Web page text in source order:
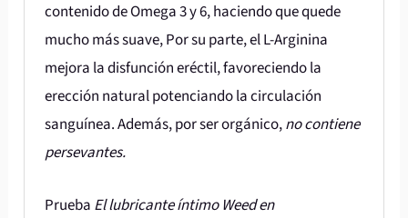
contenido de Omega 3 y 6, haciendo que quede
mucho más suave, Por su parte, el L-Arginina
mejora la disfunción eréctil, favoreciendo la
erección natural potenciando la circulación
sanguínea. Además, por ser orgánico,no contiene
persevantes.
Prueba El lubricante íntimo Weed en